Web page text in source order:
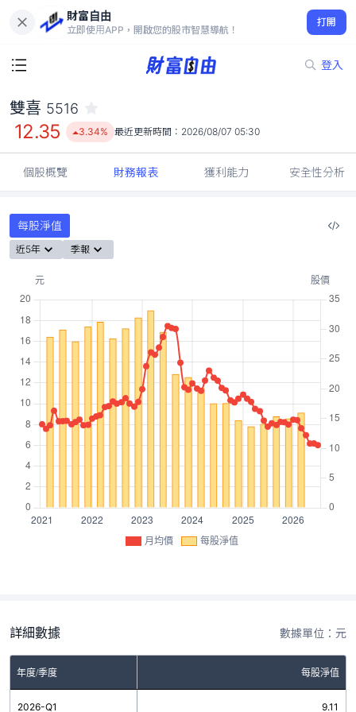
財富自由
立即使用APP，開啟您的股市智慧導航！
打開
登入
12.35
3.34%
雙喜 5516
12.35 3.34% 最近更新時間： 2026/08/07 05:30
個股概覽 財務報表 獲利能力 安全性分析
每股淨值
近5年 季報
月均價 每股淨值
詳細數據 數據單位：元
年度/季度 每股淨值
2026-Q1 9.11